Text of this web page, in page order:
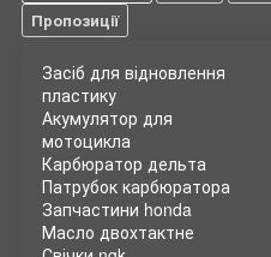
Пропозиції
Засіб для відновлення
пластику
Акумулятор для
мотоцикла
Карбюратор дельта
Патрубок карбюратора
Запчастини honda
Масло двохтактне